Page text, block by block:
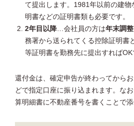
て提出します。1981年以前の建
明書などの証明書類も必要です。
2年目以降 …会社員の方は年末調
務署から送られてくる控除証明書
等証明書を勤務先に提出すればOK
還付金は、確定申告が終わってから
どで指定口座に振り込まれます。な
算明細書に不動産番号を書くことで添